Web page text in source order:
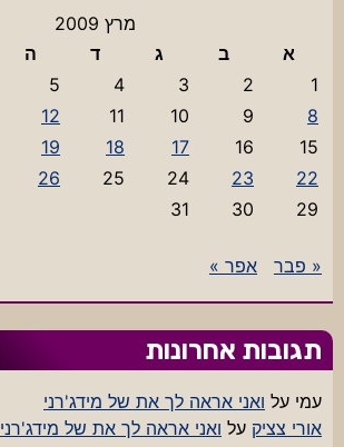
מרץ 2009
א
ב ג ד ה
1
2
3
4
5
8
9
10
11
12
15
16
17
18
19
22
23
24
25
26
29
30
31
« פבר אפר »
תגובות אחרונות
עמי על ואני אראה לך את של מידג'רני
אורי צציק על ואני אראה לך את של מידג'רני